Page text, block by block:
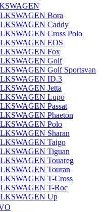
Bora
Caddy
Cross Polo
EOS
Fox
Golf
Golf Sportsvan
ID.3
Jetta
Lupo
Passat
Phaeton
Polo
Sharan
Taigo
Tiguan
Touareg
Touran
T-Cross
T-Roc
Up